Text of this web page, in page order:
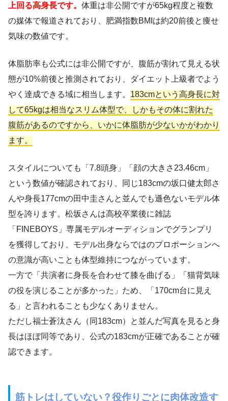
上回る高身長です。 体重は非公開ですが65kg程度と複数
の媒体で報道されており、肥満指数BMIは約20前後と痩せ
気味の数値です。
体脂肪率も公式には非公開ですが、腹筋が割れて見える状
態が10%前後と推測されており、ダイエット上級者でよう
やく達成できる域に相当します。 183cmという高身長に対
して65kgは相当なスリム体型で、しかもその体に割れた
腹筋があるのですから、いかに体脂肪が少ないかがわかり
ます。
スタイルについても「7.8頭身」「顔の大きさ23.46cm」
という数値が確認されており、同じ183cmの坂口健太郎さ
んや身長177cmの田中圭さんと並んでも遜色ないモデル体
型を誇ります。松坂さんは高校卒業後に雑誌
「FINEBOYS」専属モデルオーディションでグランプリ
を獲得しており、モデル出身ならではのプロポーションへ
の意識が高いことも体型維持につながっています。
一方で「共演者に身長を合わせて膝を曲げる」「猫背気味
の役を演じることが多かった」ため、「170cm台に見え
る」と言われることも少なくありません。
ただし福士蒼汰さん（同183cm）と並んだ写真を見ると身
長はほぼ同等であり、公式の183cmが正確であることが確
認できます。
筋トレはしていない？役作りごとに肉体改造す